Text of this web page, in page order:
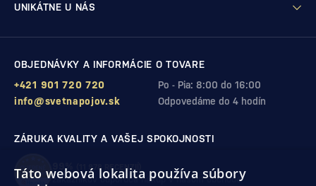
UNIKÁTNE U NÁS
OBJEDNÁVKY A INFORMÁCIE O TOVARE
Po - Pia: 8:00 do 16:00
+421 901 720 720
Odpovedáme do 4 hodín
info@svetnapojov.sk
ZÁRUKA KVALITY A VAŠEJ SPOKOJNOSTI
99% (11 978 RECENZIÍ)
zákazníkov odporúča nákup v našom obchode
Táto webová lokalita používa súbory